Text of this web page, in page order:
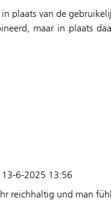
plaats van de
maar in plaats
13-6-2025 13:56
reichhaltig und man